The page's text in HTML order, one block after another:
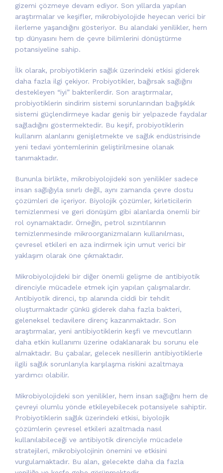
gizemi çözmeye devam ediyor. Son yıllarda yapılan
araştırmalar ve keşifler, mikrobiyolojide heyecan verici bir
ilerleme yaşandığını gösteriyor. Bu alandaki yenilikler, hem
tıp dünyasını hem de çevre bilimlerini dönüştürme
potansiyeline sahip.
İlk olarak, probiyotiklerin sağlık üzerindeki etkisi giderek
daha fazla ilgi çekiyor. Probiyotikler, bağırsak sağlığını
destekleyen “iyi” bakterilerdir. Son araştırmalar,
probiyotiklerin sindirim sistemi sorunlarından bağışıklık
sistemi güçlendirmeye kadar geniş bir yelpazede faydalar
sağladığını göstermektedir. Bu keşif, probiyotiklerin
kullanım alanlarını genişletmekte ve sağlık endüstrisinde
yeni tedavi yöntemlerinin geliştirilmesine olanak
tanımaktadır.
Bununla birlikte, mikrobiyolojideki son yenilikler sadece
insan sağlığıyla sınırlı değil, aynı zamanda çevre dostu
çözümleri de içeriyor. Biyolojik çözümler, kirleticilerin
temizlenmesi ve geri dönüşüm gibi alanlarda önemli bir
rol oynamaktadır. Örneğin, petrol sızıntılarının
temizlenmesinde mikroorganizmaların kullanılması,
çevresel etkileri en aza indirmek için umut verici bir
yaklaşım olarak öne çıkmaktadır.
Mikrobiyolojideki bir diğer önemli gelişme de antibiyotik
direnciyle mücadele etmek için yapılan çalışmalardır.
Antibiyotik direnci, tıp alanında ciddi bir tehdit
oluşturmaktadır çünkü giderek daha fazla bakteri,
geleneksel tedavilere direnç kazanmaktadır. Son
araştırmalar, yeni antibiyotiklerin keşfi ve mevcutların
daha etkin kullanımı üzerine odaklanarak bu sorunu ele
almaktadır. Bu çabalar, gelecek nesillerin antibiyotiklerle
ilgili sağlık sorunlarıyla karşılaşma riskini azaltmaya
yardımcı olabilir.
Mikrobiyolojideki son yenilikler, hem insan sağlığını hem de
çevreyi olumlu yönde etkileyebilecek potansiyele sahiptir.
Probiyotiklerin sağlık üzerindeki etkisi, biyolojik
çözümlerin çevresel etkileri azaltmada nasıl
kullanılabileceği ve antibiyotik direnciyle mücadele
stratejileri, mikrobiyolojinin önemini ve etkisini
vurgulamaktadır. Bu alan, gelecekte daha da fazla